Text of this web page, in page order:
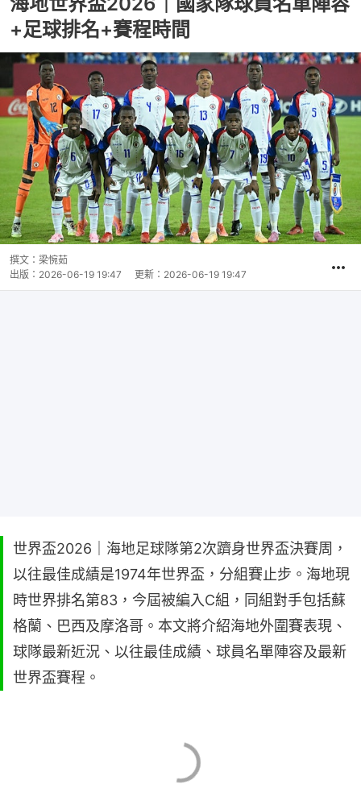
+足球排名+賽程時間
撰文： 梁惋茹
出版： 2026-06-19 19:47 更新： 2026-06-19 19:47
世界盃2026｜海地足球隊第2次躋身世界盃決賽周，
以往最佳成績是1974年世界盃，分組賽止步。海地現
時世界排名第83，今屆被編入C組，同組對手包括蘇
格蘭、巴西及摩洛哥。本文將介紹海地外圍賽表現、
球隊最新近況、以往最佳成績、球員名單陣容及最新
世界盃賽程。